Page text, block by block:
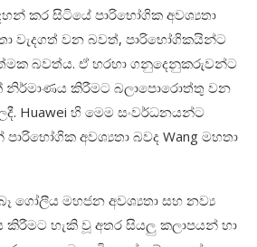
කර සිටියේ පාරිභෝගික අවශ්‍යතා
වැදගත් වන බවත්, පාරිභෝගිකයින්ට
බවත්ය. ඒ හරහා ගනුදෙනුකරුවන්ට
නිර්මාණය කිරීමට බලාපොරොත්තු වන
. Huawei හි මෙම සංවර්ධනයන්ට
පාරිභෝගික අවශ්යතා බවද Wang මහතා
ගෝලීය මහජන අවශ්‍යතා සහ නව්‍ය
හැකි වූ අතර සියලු කලාපයන් හා